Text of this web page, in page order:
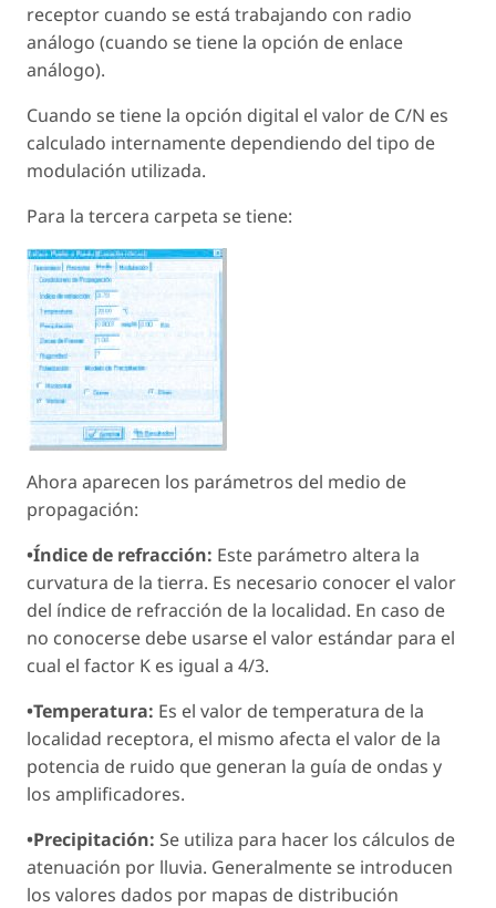
receptor cuando se está trabajando con radio
análogo (cuando se tiene la opción de enlace
análogo).
Cuando se tiene la opción digital el valor de C/N es
calculado internamente dependiendo del tipo de
modulación utilizada.
Para la tercera carpeta se tiene:
Ahora aparecen los parámetros del medio de
propagación:
•Índice de refracción: Este parámetro altera la
curvatura de la tierra. Es necesario conocer el valor
del índice de refracción de la localidad. En caso de
no conocerse debe usarse el valor estándar para el
cual el factor K es igual a 4/3.
•Temperatura: Es el valor de temperatura de la
localidad receptora, el mismo afecta el valor de la
potencia de ruido que generan la guía de ondas y
los amplificadores.
•Precipitación: Se utiliza para hacer los cálculos de
atenuación por lluvia. Generalmente se introducen
los valores dados por mapas de distribución